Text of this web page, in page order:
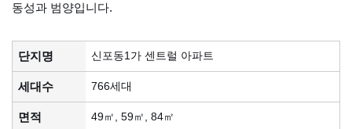
동성과 범양입니다.
단지명 신포동1가 센트럴 아파트
세대수 766세대
면적 49㎡, 59㎡, 84㎡